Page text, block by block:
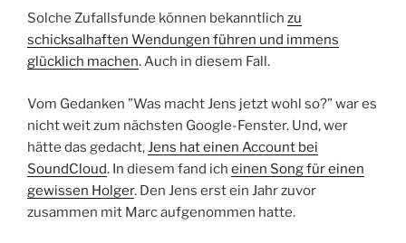
Solche Zufallsfunde können bekanntlich zu
schicksalhaften Wendungen führen und immens
glücklich machen. Auch in diesem Fall.
Vom Gedanken ”Was macht Jens jetzt wohl so?” war es
nicht weit zum nächsten Google-Fenster. Und, wer
hätte das gedacht,Jens hat einen Account bei
SoundCloud. In diesem fand ich einen Song für einen
gewissen Holger. Den Jens erst ein Jahr zuvor
zusammen mit Marc aufgenommen hatte.